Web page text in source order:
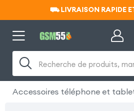
⛟ LIVRAISON RAPIDE
⛟ LIVRAISON RAPIDE
Recherche de produits,
Accessoires téléphone et